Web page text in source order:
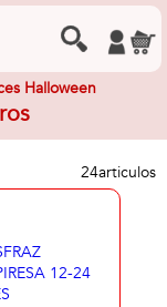
Halloween
24articulos